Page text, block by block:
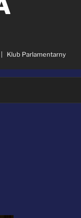
| Klub Parlamentarny
Szukaj: